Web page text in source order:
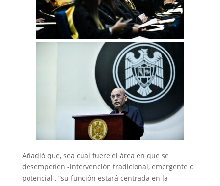
Añadió que, sea cual fuere el área en que se
desempeñen -intervención tradicional, emergente o
potencial-, “su función estará centrada en la